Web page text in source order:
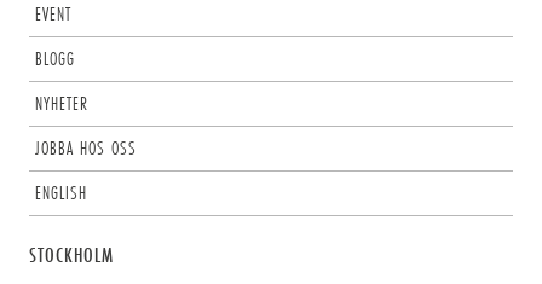
EVENT
BLOGG
NYHETER
JOBBA HOS OSS
ENGLISH
STOCKHOLM